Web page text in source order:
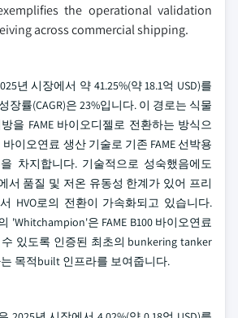
the operational validation
across commercial shipping.
년 시장에서 약 41.25%(약 18.1억 USD)를
장률(CAGR)은 23%입니다. 이 경로는 식물
을 FAME 바이오디젤로 전환하는 방식으
이오연료 생산 기술로 기존 FAME 선박용
차지합니다. 기술적으로 성숙했음에도
서 품질 및 저온 유동성 한계가 있어 프리
HVO로의 전환이 가속화되고 있습니다.
'Whitchampion'은 FAME B100 바이오연료
수 있도록 인증된 최초의 bunkering tanker
목적built 인프라를 보여줍니다.